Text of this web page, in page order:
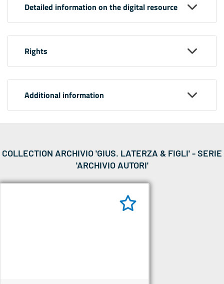
Detailed information on the digital resource
Rights
Additional information
COLLECTION ARCHIVIO 'GIUS. LATERZA & FIGLI' - SERIE
'ARCHIVIO AUTORI'